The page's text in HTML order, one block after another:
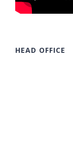
HEAD OFFICE